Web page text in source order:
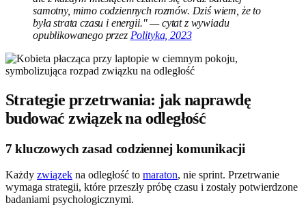
samotny, mimo codziennych rozmów. Dziś wiem, że to
była strata czasu i energii." — cytat z wywiadu
opublikowanego przez Polityka, 2023
Strategie przetrwania: jak naprawdę
budować związek na odległość
7 kluczowych zasad codziennej komunikacji
Każdy związek na odległość to maraton, nie sprint. Przetrwanie
wymaga strategii, które przeszły próbę czasu i zostały potwierdzone
badaniami psychologicznymi.